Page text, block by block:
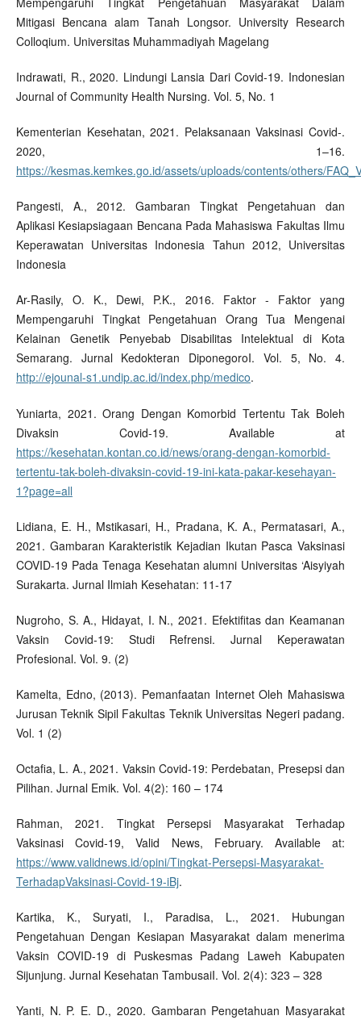
Mitigasi Bencana alam Tanah Longsor. University Research
Colloqium. Universitas Muhammadiyah Magelang
Indrawati, R., 2020. Lindungi Lansia Dari Covid-19. Indonesian
Journal of Community Health Nursing. Vol. 5, No. 1
Kementerian Kesehatan, 2021. Pelaksanaan Vaksinasi Covid-.
2020, 1–16.
https://kesmas.kemkes.go.id/assets/uploads/contents/others/
Pangesti, A., 2012. Gambaran Tingkat Pengetahuan dan
Aplikasi Kesiapsiagaan Bencana Pada Mahasiswa Fakultas Ilmu
Keperawatan Universitas Indonesia Tahun 2012, Universitas
Indonesia
Ar-Rasily, O. K., Dewi, P.K., 2016. Faktor - Faktor yang
Mempengaruhi Tingkat Pengetahuan Orang Tua Mengenai
Kelainan Genetik Penyebab Disabilitas Intelektual di Kota
Semarang. Jurnal Kedokteran DiponegoroI. Vol. 5, No. 4.
http://ejounal-s1.undip.ac.id/index.php/medico.
Yuniarta, 2021. Orang Dengan Komorbid Tertentu Tak Boleh
Divaksin Covid-19. Available at
https://kesehatan.kontan.co.id/news/orang-dengan-komorbid-
tertentu-tak-boleh-divaksin-covid-19-ini-kata-pakar-kesehayan-
1?page=all
Lidiana, E. H., Mstikasari, H., Pradana, K. A., Permatasari, A.,
2021. Gambaran Karakteristik Kejadian Ikutan Pasca Vaksinasi
COVID-19 Pada Tenaga Kesehatan alumni Universitas ‘Aisyiyah
Surakarta. Jurnal Ilmiah Kesehatan: 11-17
Nugroho, S. A., Hidayat, I. N., 2021. Efektifitas dan Keamanan
Vaksin Covid-19: Studi Refrensi. Jurnal Keperawatan
Profesional. Vol. 9. (2)
Kamelta, Edno, (2013). Pemanfaatan Internet Oleh Mahasiswa
Jurusan Teknik Sipil Fakultas Teknik Universitas Negeri padang.
Vol. 1 (2)
Octafia, L. A., 2021. Vaksin Covid-19: Perdebatan, Presepsi dan
Pilihan. Jurnal Emik. Vol. 4(2): 160 – 174
Rahman, 2021. Tingkat Persepsi Masyarakat Terhadap
Vaksinasi Covid-19, Valid News, February. Available at:
https://www.validnews.id/opini/Tingkat-Persepsi-Masyarakat-
TerhadapVaksinasi-Covid-19-iBj.
Kartika, K., Suryati, I., Paradisa, L., 2021. Hubungan
Pengetahuan Dengan Kesiapan Masyarakat dalam menerima
Vaksin COVID-19 di Puskesmas Padang Laweh Kabupaten
Sijunjung. Jurnal Kesehatan TambusaiI. Vol. 2(4): 323 – 328
Yanti, N. P. E. D., 2020. Gambaran Pengetahuan Masyarakat